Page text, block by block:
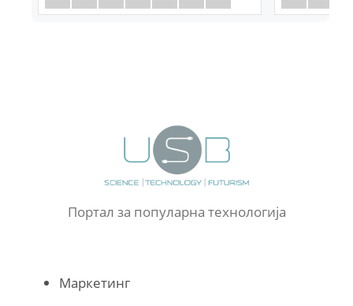
Портал за популарна технологија
Маркетинг